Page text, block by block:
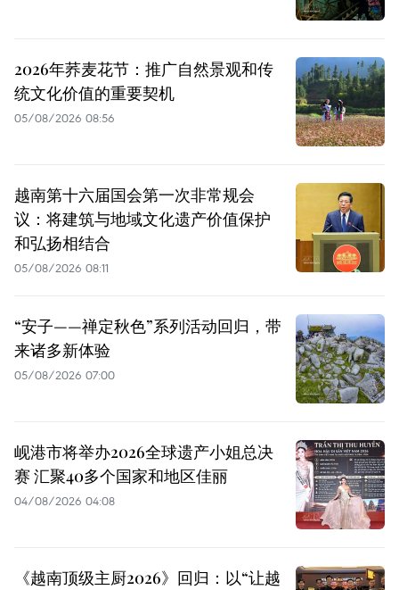
2026年荞麦花节：推广自然景观和传
统文化价值的重要契机
05/08/2026 08:56
越南第十六届国会第一次非常规会
议：将建筑与地域文化遗产价值保护
和弘扬相结合
05/08/2026 08:11
“安子——禅定秋色”系列活动回归，带
来诸多新体验
05/08/2026 07:00
岘港市将举办2026全球遗产小姐总决
赛 汇聚40多个国家和地区佳丽
04/08/2026 04:08
《越南顶级主厨2026》回归：以“让越